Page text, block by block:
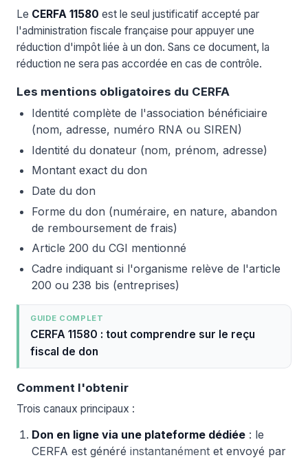
Le CERFA 11580 est le seul justificatif accepté par
l'administration fiscale française pour appuyer une
réduction d'impôt liée à un don. Sans ce document, la
réduction ne sera pas accordée en cas de contrôle.
Les mentions obligatoires du CERFA
Identité complète de l'association bénéficiaire
(nom, adresse, numéro RNA ou SIREN)
Identité du donateur (nom, prénom, adresse)
Montant exact du don
Date du don
Forme du don (numéraire, en nature, abandon
de remboursement de frais)
Article 200 du CGI mentionné
Cadre indiquant si l'organisme relève de l'article
200 ou 238 bis (entreprises)
GUIDE COMPLET
CERFA 11580 : tout comprendre sur le reçu
fiscal de don
Comment l'obtenir
Trois canaux principaux :
Don en ligne via une plateforme dédiée : le
CERFA est généréinstantanément et envoyé par